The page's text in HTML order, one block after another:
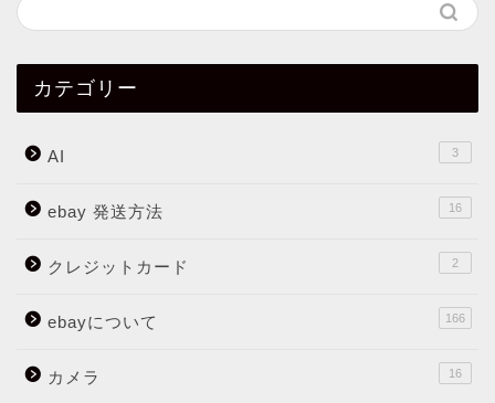
カテゴリー
AI 3
ebay 発送方法 16
クレジットカード 2
ebayについて 166
カメラ 16